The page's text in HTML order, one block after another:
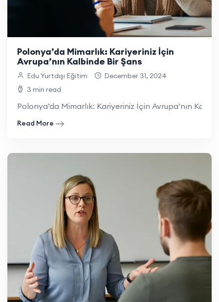
Polonya’da Mimarlık: Kariyeriniz İçin
Avrupa’nın Kalbinde Bir Şans
Edu Yurtdışı Eğitim
December 31, 2024
3 min read
Polonya’da Mimarlık: Kariyeriniz İçin Avrupa’nın
Read More